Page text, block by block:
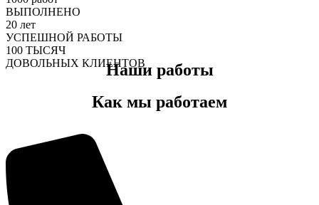
ВЫПОЛНЕНО
20 лет
УСПЕШНОЙ РАБОТЫ
100 ТЫСЯЧ
ДОВОЛЬНЫХ КЛИЕНТОВНаши работы
Как мы работаем